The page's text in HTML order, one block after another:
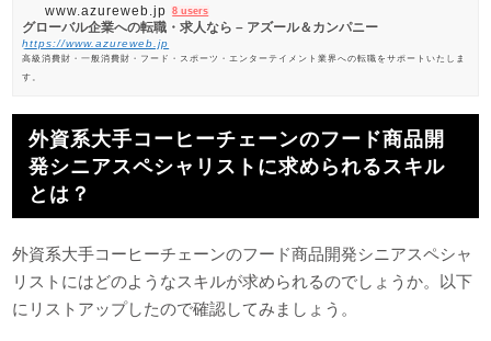
www.azureweb.jp 8 users
グローバル企業への転職・求人なら – アズール＆カンパニー
https://www.azureweb.jp
高級消費財・一般消費財・フード・スポーツ・エンターテイメント業界への転職をサポートいたしま
す。
外資系大手コーヒーチェーンのフード商品開
発シニアスペシャリストに求められるスキル
とは？
外資系大手コーヒーチェーンのフード商品開発シニアスペシャ
リストにはどのようなスキルが求められるのでしょうか。以下
にリストアップしたので確認してみましょう。